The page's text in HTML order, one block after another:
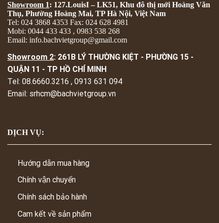
Showroom 1: 127.LouisI – LK51, Khu đô thị mới Hoàng Văn
Thụ, Phường Hoàng Mai, TP Hà Nội, Việt Nam
Tel: 024 3868 4353 Fax: 024 628 4981
Mobi: 0044 433 433 , 0983 538 268
Email: info.bachvietgroup@gmail.com
Showroom 2: 261B LÝ THƯỜNG KIỆT - PHƯỜNG 15 -
QUẬN 11 - TP HỒ CHÍ MINH
Tel: 08.6660.3216 , 0913 631 094
Email: srhcm@bachvietgroup.vn
DỊCH VỤ:
Hướng dẫn mua hàng
Chính vận chuyển
Chính sách bảo hành
Cam kết về sản phẩm